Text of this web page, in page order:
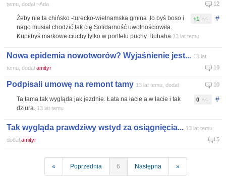
temu, dodał ~Ada
12
#
+1
Żeby nie ta chińsko -turecko-wietnamska gmina ,to byś boso i
nago musiał chodzić tak cię Solidarność uwolnościowiła.
Kupiłbyś markowe ciuchy tylko w portfelu puchy. Buhaha 13 lat temu
Nowa epidemia nowotworów? Wyjaśnienie jest... 13 lat
temu, dodał amityr 10
Podpisali umowę na remont tamy 13 lat temu, dodał 10
#
0
Ta tama tak wygląda jak jezdnie. Łata na łacie a w łacie i tak
dziura. 13 lat temu
Tak wygląda prawdziwy wstyd za osiągnięcia... 13 lat temu,
dodał amityr 5
« Poprzednia 6 Następna »